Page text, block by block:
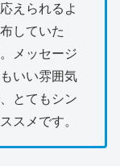
えられるよ
していた
メッセージ
いい雰囲気
とてもシン
スメです。